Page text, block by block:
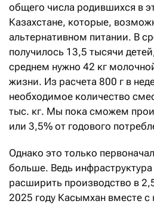
общего числа родившихся в
Казахстане, которые,
альтернативном питании. В
получилось 13,5 тысячи
среднем нужно 42 кг
жизни. Из расчета 800 г в
необходимое количество
тыс. кг. Мы пока сможем
или 3,5% от годового
Однако это только
больше. Ведь
расширить производство в
2025 году Касымхан вместе